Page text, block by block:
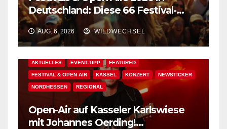
Festivals & Open Airs 2026 in
Deutschland: Diese 66 Festival-
Events warten auf Dich!
AUG. 6, 2026 WILDWECHSEL
AKTUELLES EVENT-TIPP FEATURED
FESTIVAL & OPEN AIR KASSEL KONZERT
REGIONAL
Open-Air auf Kasseler Karlswiese